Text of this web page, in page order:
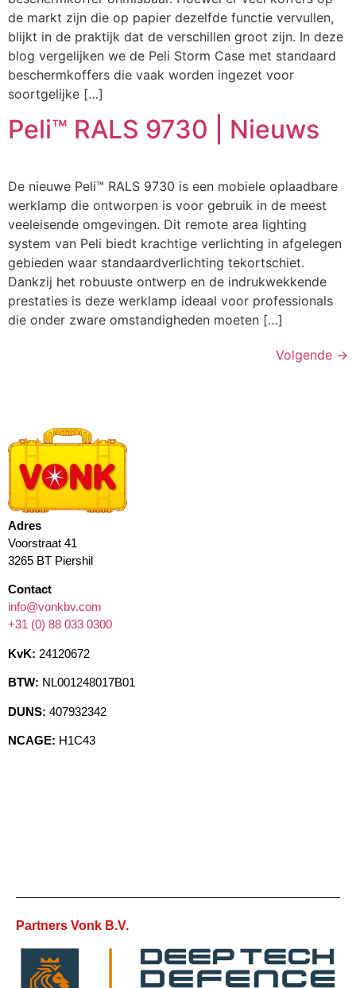
de markt zijn die op papier dezelfde functie vervullen,
blijkt in de praktijk dat de verschillen groot zijn. In deze
blog vergelijken we de Peli Storm Case met standaard
beschermkoffers die vaak worden ingezet voor
soortgelijke […]
Peli™ RALS 9730 | Nieuws
De nieuwe Peli™ RALS 9730 is een mobiele oplaadbare
werklamp die ontworpen is voor gebruik in de meest
veeleisende omgevingen. Dit remote area lighting
system van Peli biedt krachtige verlichting in afgelegen
gebieden waar standaardverlichting tekortschiet.
Dankzij het robuuste ontwerp en de indrukwekkende
prestaties is deze werklamp ideaal voor professionals
die onder zware omstandigheden moeten […]
Volgende →
Adres
Voorstraat 41
3265 BT Piershil
Contact
info@vonkbv.com
+31 (0) 88 033 0300
KvK: 24120672
BTW: NL001248017B01
DUNS: 407932342
NCAGE: H1C43
Partners Vonk B.V.